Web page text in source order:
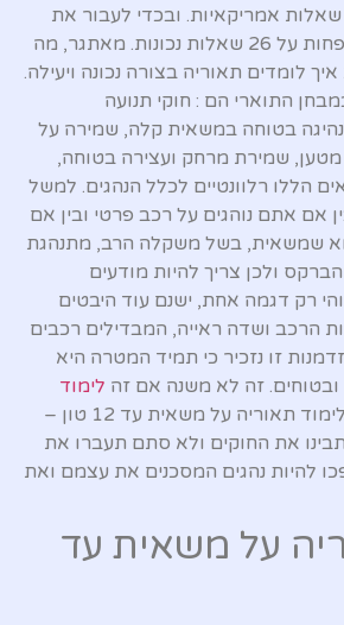
תדרשו לענות על 30 שאלות אמריקאיות. ובכדי לעבור את
המבחן צריך לענות לפחות על 26 שאלות נכונות. מאתגר, מה
לומדים תאוריה בצורה נכונה ויעילה.
התוארי הם : חוקי תנועה
בטוחה במשאית קלה, שמירה על
מטען, שמירת מרחק ועצירה בטוחה,
הללו רלוונטיים לכלל הנהגים. למשל
אם אתם נוהגים על רכב פרטי ובין אם
שמשאית, בשל משקלה הרב, מתנהגת
ולכן צריך להיות מודעים
רק דגמה אחת, ישנם עוד היבטים
הרכב ושדה ראייה, המבדילים רכבים
זו נזכיר כי תמיד המטרה היא
ובטוחים. זה לא משנה אם זה לימוד
או לימוד תאוריה על משאית עד 12 טון –
את החוקים ולא סתם תעברו את
להיות נהגים המסכנים את עצמם ואת
על משאית עד